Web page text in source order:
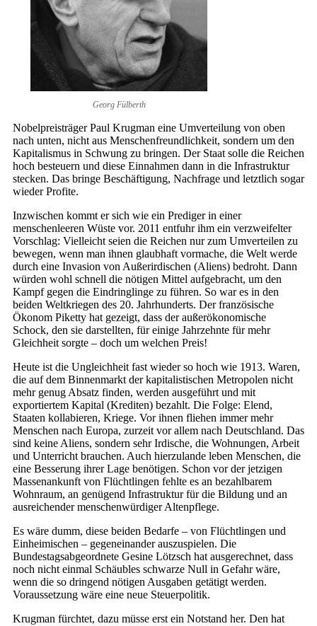
Georg Fülberth
Nobelpreisträger Paul Krugman eine Umverteilung von oben
nach unten, nicht aus Menschenfreundlichkeit, sondern um den
Kapitalismus in Schwung zu bringen. Der Staat solle die Reichen
hoch besteuern und diese Einnahmen dann in die Infrastruktur
stecken. Das bringe Beschäftigung, Nachfrage und letztlich sogar
wieder Profite.
Inzwischen kommt er sich wie ein Prediger in einer
menschenleeren Wüste vor. 2011 entfuhr ihm ein verzweifelter
Vorschlag: Vielleicht seien die Reichen nur zum Umverteilen zu
bewegen, wenn man ihnen glaubhaft vormache, die Welt werde
durch eine Invasion von Außerirdischen (Aliens) bedroht. Dann
würden wohl schnell die nötigen Mittel aufgebracht, um den
Kampf gegen die Eindringlinge zu führen. So war es in den
beiden Weltkriegen des 20. Jahrhunderts. Der französische
Ökonom Piketty hat gezeigt, dass der außerökonomische
Schock, den sie darstellten, für einige Jahrzehnte für mehr
Gleichheit sorgte – doch um welchen Preis!
Heute ist die Ungleichheit fast wieder so hoch wie 1913. Waren,
die auf dem Binnenmarkt der kapitalistischen Metropolen nicht
mehr genug Absatz finden, werden ausgeführt und mit
exportiertem Kapital (Krediten) bezahlt. Die Folge: Elend,
Staaten kollabieren, Kriege. Vor ihnen fliehen immer mehr
Menschen nach Europa, zurzeit vor allem nach Deutschland. Das
sind keine Aliens, sondern sehr Irdische, die Wohnungen, Arbeit
und Unterricht brauchen. Auch hierzulande leben Menschen, die
eine Besserung ihrer Lage benötigen. Schon vor der jetzigen
Massenankunft von Flüchtlingen fehlte es an bezahlbarem
Wohnraum, an genügend Infrastruktur für die Bildung und an
ausreichender menschenwürdiger Altenpflege.
Es wäre dumm, diese beiden Bedarfe – von Flüchtlingen und
Einheimischen – gegeneinander auszuspielen. Die
Bundestagsabgeordnete Gesine Lötzsch hat ausgerechnet, dass
noch nicht einmal Schäubles schwarze Null in Gefahr wäre,
wenn die so dringend nötigen Ausgaben getätigt werden.
Voraussetzung wäre eine neue Steuerpolitik.
Krugman fürchtet, dazu müsse erst ein Notstand her. Den hat